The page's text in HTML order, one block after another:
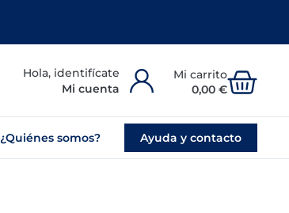
Mi cuenta 0,00 €
¿Quiénes somos? Ayuda y contacto